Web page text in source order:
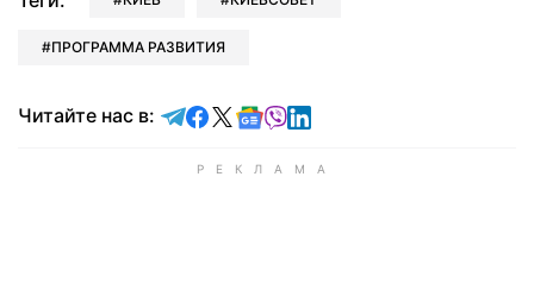
ПРОГРАММА РАЗВИТИЯ
Читайте нас в: Читайте в Telegram
Читайте в Facebook
Читайте в X
Читайте в Google news
Читайте в Viber
Читайте в LinkedIn